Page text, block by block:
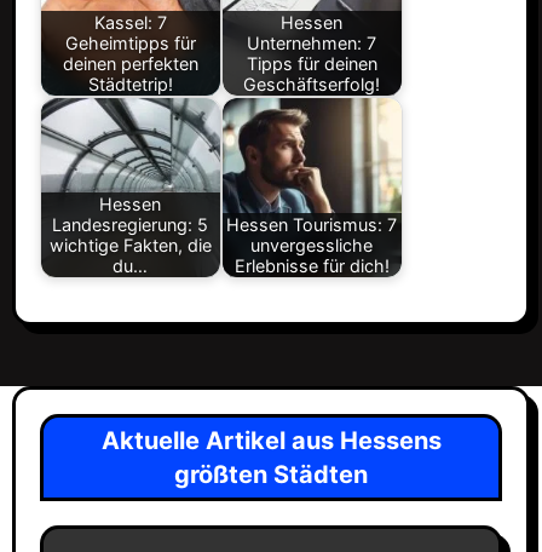
Kassel: 7
Geheimtipps für
deinen perfekten
Städtetrip!
Hessen
Unternehmen: 7
Tipps für deinen
Geschäftserfolg!
Hessen
Landesregierung: 5
wichtige Fakten, die
du…
Hessen Tourismus: 7
unvergessliche
Erlebnisse für dich!
Aktuelle Artikel aus Hessens
größten Städten